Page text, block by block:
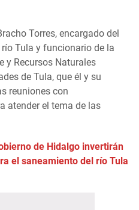
Torres, encargado del
Tula y funcionario de la
y Recursos Naturales
de Tula, que él y su
reuniones con
atender el tema de las
de Hidalgo invertirán
el saneamiento del río Tula